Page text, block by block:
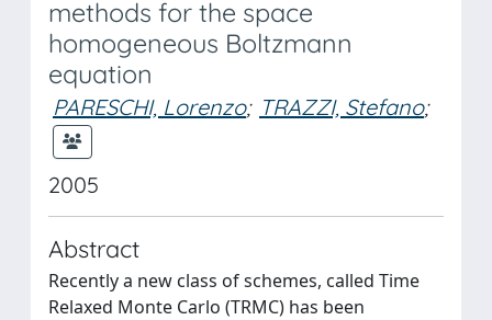
methods for the space
homogeneous Boltzmann
equation
PARESCHI, Lorenzo; TRAZZI, Stefano;
2005
Abstract
Recently a new class of schemes, called Time
Relaxed Monte Carlo (TRMC) has been